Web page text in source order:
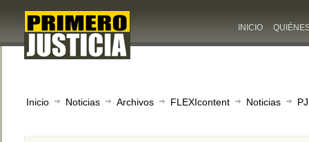
INICIO
Inicio Noticias Archivos FLEXIcontent Noticias